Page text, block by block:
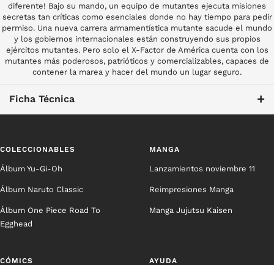
diferente! Bajo su mando, un equipo de mutantes ejecuta misiones
secretas tan críticas como esenciales donde no hay tiempo para pedir
permiso. Una nueva carrera armamentística mutante sacude el mundo
y los gobiernos internacionales están construyendo sus propios
ejércitos mutantes. Pero solo el X-Factor de América cuenta con los
mutantes más poderosos, patrióticos y comercializables, capaces de
contener la marea y hacer del mundo un lugar seguro.
Ficha Técnica +
COLECCIONABLES
Álbum Yu-Gi-Oh
Álbum Naruto Classic
Álbum One Piece Road To
Egghead
MANGA
Lanzamientos noviembre 11
Reimpresiones Manga
Manga Jujutsu Kaisen
CÓMICS AYUDA